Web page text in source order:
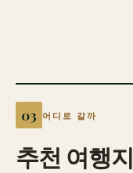
어디로 갈까
추천 여행지